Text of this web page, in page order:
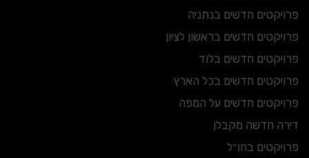
פרויקטים חדשים בנתניה
פרויקטים חדשים בראשון לציון
פרויקטים חדשים בלוד
פרויקטים חדשים בכל הארץ
פרויקטים חדשים על המפה
דירה חדשה מקבלן
פרויקטים בחו״ל